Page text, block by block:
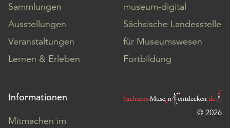
Sammlungen
Ausstellungen
Veranstaltungen
Lernen & Erleben
museum-digital
Sächsische Landesstelle
für Museumswesen
Fortbildung
Informationen
Mitmachen im
© 2026